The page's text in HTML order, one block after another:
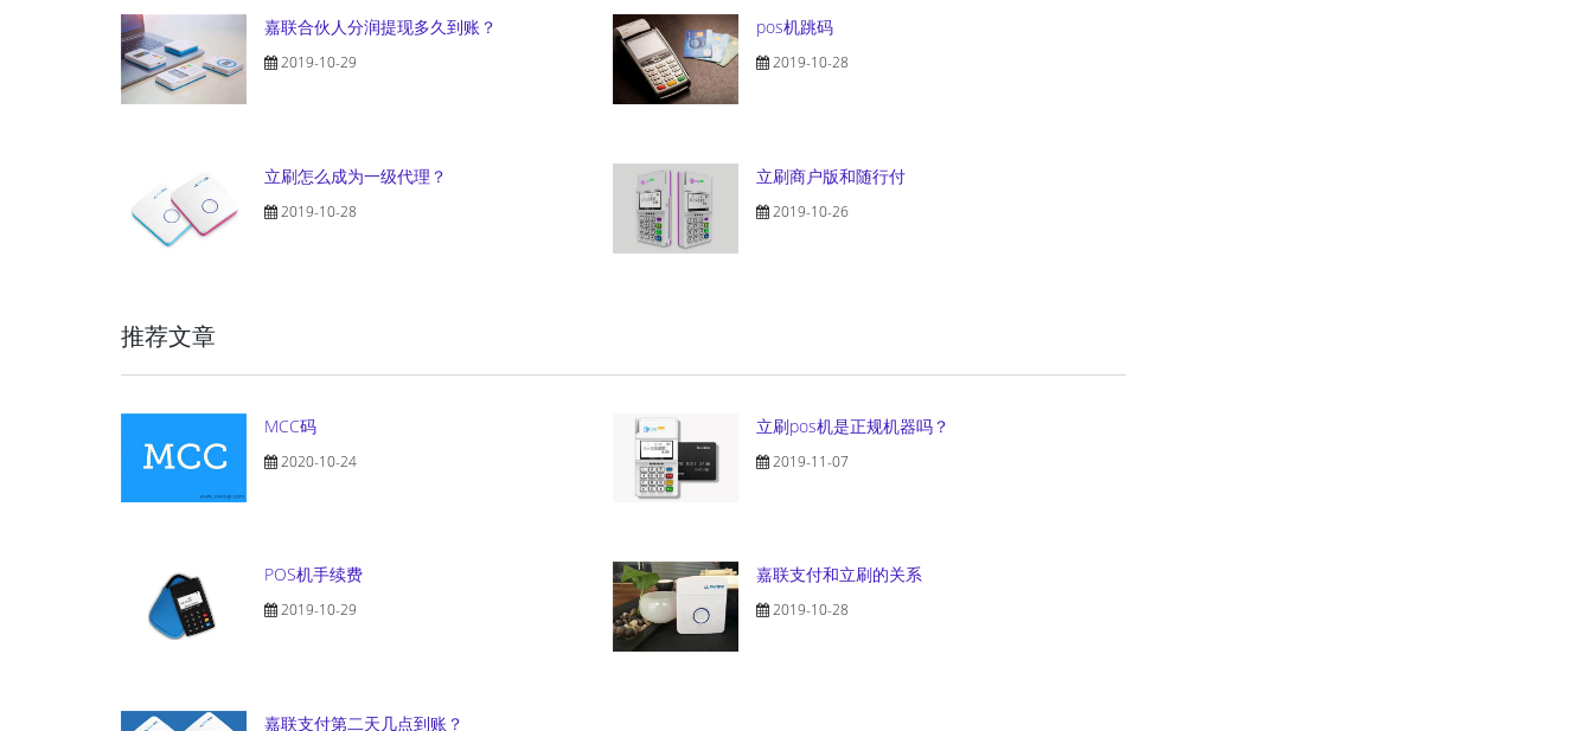
嘉联合伙人分润提现多久到账？
2019-10-29
pos机跳码
2019-10-28
立刷怎么成为一级代理？
2019-10-28
立刷商户版和随行付
2019-10-26
推荐文章
MCC码
2020-10-24
立刷pos机是正规机器吗？
2019-11-07
POS机手续费
2019-10-29
嘉联支付和立刷的关系
2019-10-28
嘉联支付第二天几点到账？